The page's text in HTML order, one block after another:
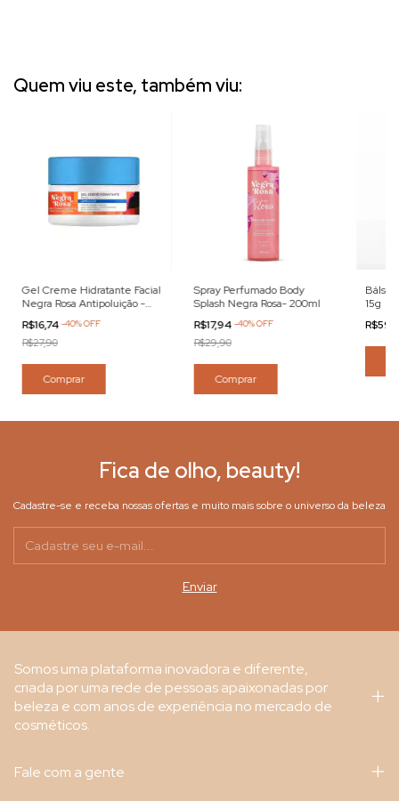
Quem viu este, também viu:
Gel Creme Hidratante Facial
Negra Rosa Antipoluição -
R$16,74-40%OFF
R$27,90
Comprar
Spray Perfumado Body
Splash Negra Rosa- 200ml
R$17,94-40%OFF
R$29,90
Comprar
15g
Fica de olho, beauty!
Cadastre-se e receba nossas ofertas e muito mais sobre o universo da beleza
Somos uma plataforma inovadora e diferente,
criada por uma rede de pessoas apaixonadas por
beleza e com anos de experiência no mercado de
cosméticos.
Fale com a gente